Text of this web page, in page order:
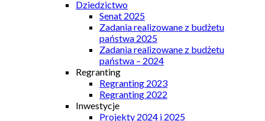
Dziedzictwo
Senat 2025
Zadania realizowane z budżetu
państwa 2025
Zadania realizowane z budżetu
państwa – 2024
Regranting
Regranting 2023
Regranting 2022
Inwestycje
Projekty 2024 i 2025